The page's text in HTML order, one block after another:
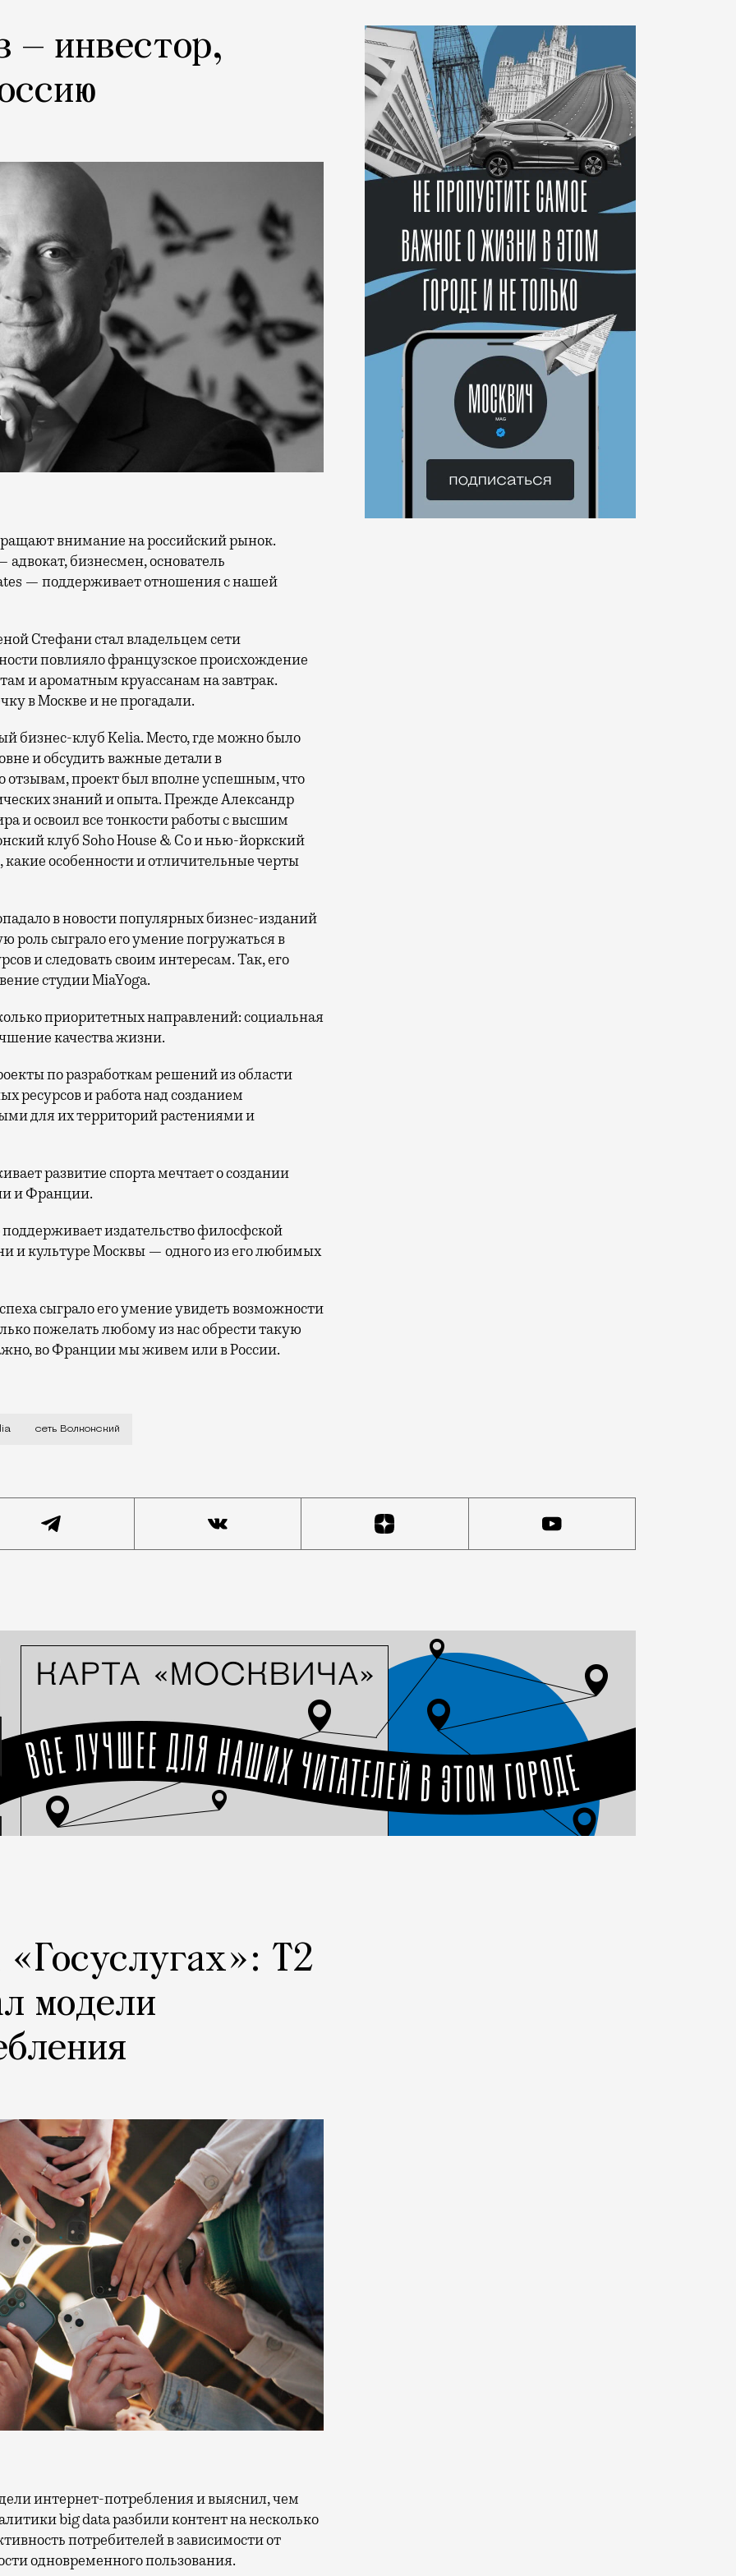
— инвестор,
адвокат, бизнесмен, основатель
— поддерживает отношения с нашей
Стефани стал владельцем сети
повлияло французское происхождение
и ароматным круассанам на завтрак.
в Москве и не прогадали.
бизнес-клуб Kelia. Место, где можно было
и обсудить важные детали в
отзывам, проект был вполне успешным, что
знаний и опыта. Прежде Александр
и освоил все тонкости работы с высшим
клуб Soho House & Co и нью-йоркский
особенности и отличительные черты
в новости популярных бизнес-изданий
роль сыграло его умение погружаться в
и следовать своим интересам. Так, его
студии MiaYoga.
приоритетных направлений: социальная
качества жизни.
по разработкам решений из области
ресурсов и работа над созданием
для их территорий растениями и
развитие спорта мечтает о создании
и Франции.
издательство филосфской
и культуре Москвы — одного из его любимых
сыграло его умение увидеть возможности
пожелать любому из нас обрести такую
во Франции мы живем или в России.
внимание на российский рынок. Например, Александр Рене Гарез — адвокат, бизнесмен, основатель
сеть Волконский
Т2
модели
big data разбили контент на несколько
потребителей в зависимости от
одновременного пользования.